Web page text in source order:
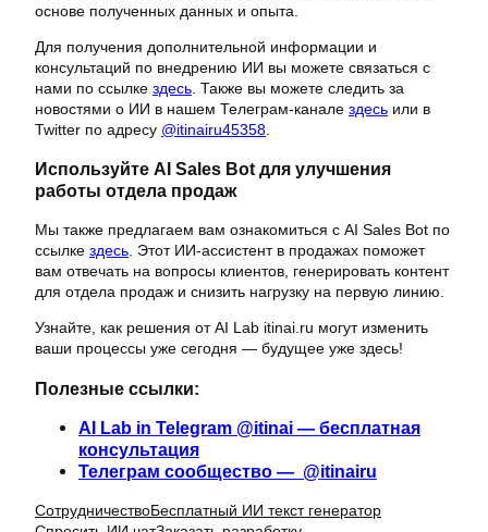
основе полученных данных и опыта.
Для получения дополнительной информации и
консультаций по внедрению ИИ вы можете связаться с
нами по ссылке здесь . Также вы можете следить за
новостями о ИИ в нашем Телеграм-канале здесь или в
Twitter по адресу @itinairu45358
Используйте AI Sales Bot для улучшения
работы отдела продаж
Мы также предлагаем вам ознакомиться с AI Sales Bot по
ссылке здесь . Этот ИИ-ассистент в продажах поможет
вам отвечать на вопросы клиентов, генерировать контент
для отдела продаж и снизить нагрузку на первую линию.
Узнайте, как решения от AI Lab itinai.ru могут изменить
ваши процессы уже сегодня — будущее уже здесь!
Полезные ссылки:
AI Lab in Telegram @itinai — бесплатная
консультация
Телеграм сообщество — @itinairu
СотрудничествоБесплатный ИИ текст генератор